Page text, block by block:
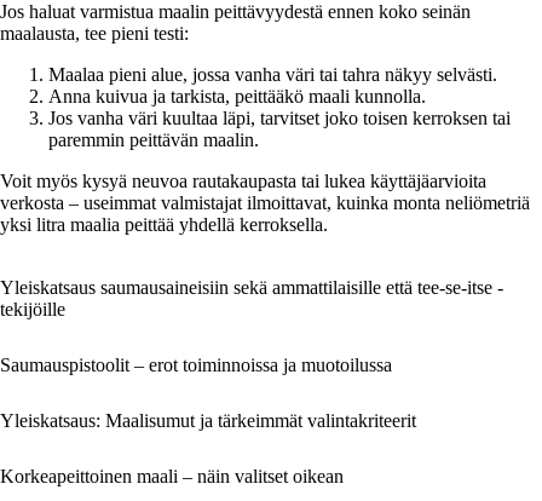
Jos haluat varmistua maalin peittävyydestä ennen koko seinän
maalausta, tee pieni testi:
Maalaa pieni alue, jossa vanha väri tai tahra näkyy selvästi.
Anna kuivua ja tarkista, peittääkö maali kunnolla.
Jos vanha väri kuultaa läpi, tarvitset joko toisen kerroksen tai
paremmin peittävän maalin.
Voit myös kysyä neuvoa rautakaupasta tai lukea käyttäjäarvioita
verkosta – useimmat valmistajat ilmoittavat, kuinka monta neliömetriä
yksi litra maalia peittää yhdellä kerroksella.
Yleiskatsaus saumausaineisiin sekä ammattilaisille että tee-se-itse -
tekijöille
Saumauspistoolit – erot toiminnoissa ja muotoilussa
Yleiskatsaus: Maalisumut ja tärkeimmät valintakriteerit
Korkeapeittoinen maali – näin valitset oikean